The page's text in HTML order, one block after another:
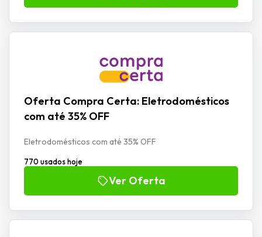
Oferta Compra Certa: Eletrodomésticos
com até 35% OFF
Eletrodomésticos com até 35% OFF
770 usados hoje
Ver Oferta